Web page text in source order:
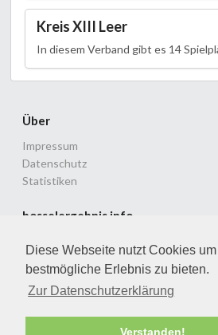
Diese Webseite nutzt Cookies
bestmögliche Erlebnis zu bieten.
Zur Datenschutzerklärung
Verstanden!
Kreis XIII Leer
In diesem Verband gibt es 14
Über
Impressum
Datenschutz
Statistiken
bosselergebnis.info
Ligenspielbetrieb im Landesverband
© 2010 - 2026 Dirk & Patrick Lammers
Version: 2.3.0 vom 04.06.2026
Mit freundlicher Unterstützung